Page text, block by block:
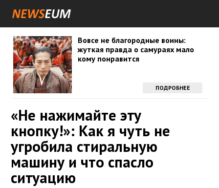
Вовсе не благородные воины:
жуткая правда о самураях мало
кому понравится
ПОДРОБНЕЕ
«Не нажимайте эту
кнопку!»: Как я чуть не
угробила стиральную
машину и что спасло
ситуацию